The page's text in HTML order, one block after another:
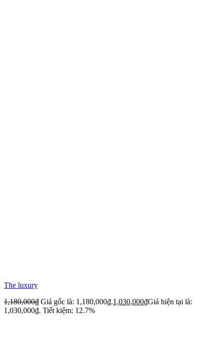
The luxury
1,180,000₫ Giá gốc là: 1,180,000₫.1,030,000₫Giá hiện tại là:
1,030,000₫. Tiết kiệm: 12.7%